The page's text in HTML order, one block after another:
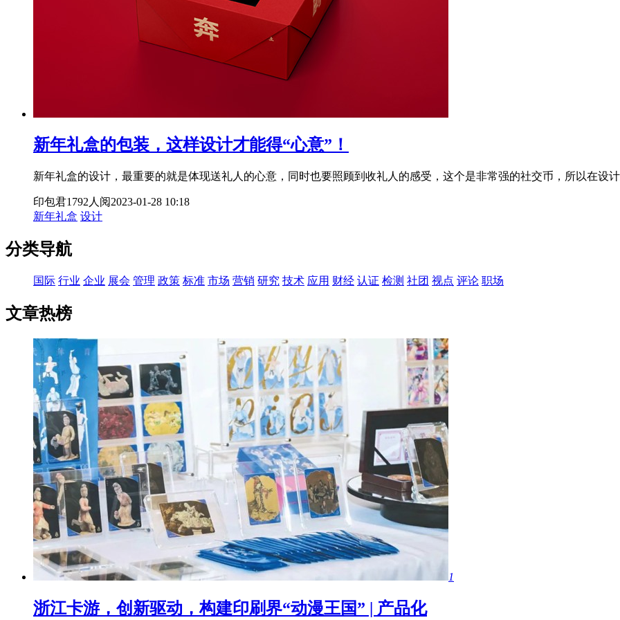
新年礼盒的包装，这样设计才能得“心意”！
新年礼盒的设计，最重要的就是体现送礼人的心意，同时也要照顾到收礼人的感受，这个是非常强的社交币，所以在设计
印包君1792人阅2023-01-28 10:18
新年礼盒 设计
分类导航
国际 行业 企业 展会 管理 政策 标准 市场 营销 研究 技术 应用 财经 认证 检测 社团 视点 评论 职场
文章热榜
1
浙江卡游，创新驱动，构建印刷界“动漫王国” | 产品化